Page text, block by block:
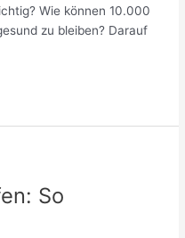
Wie können 10.000
zu bleiben? Darauf
So